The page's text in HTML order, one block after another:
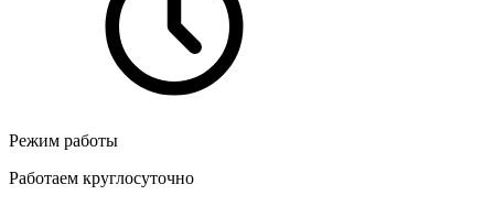
Режим работы
Работаем круглосуточно